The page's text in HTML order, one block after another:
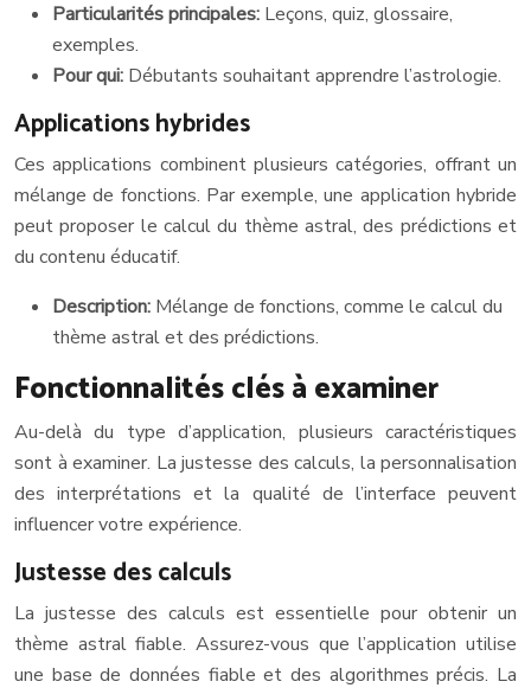
Particularités principales: Leçons, quiz, glossaire,
exemples.
Pour qui: Débutants souhaitant apprendre l’astrologie.
Applications hybrides
Ces applications combinent plusieurs catégories, offrant un
mélange de fonctions. Par exemple, une application hybride
peut proposer le calcul du thème astral, des prédictions et
du contenu éducatif.
Description: Mélange de fonctions, comme le calcul du
thème astral et des prédictions.
Fonctionnalités clés à examiner
Au-delà du type d’application, plusieurs caractéristiques
sont à examiner. La justesse des calculs, la personnalisation
des interprétations et la qualité de l’interface peuvent
influencer votre expérience.
Justesse des calculs
La justesse des calculs est essentielle pour obtenir un
thème astral fiable. Assurez-vous que l’application utilise
une base de données fiable et des algorithmes précis. La